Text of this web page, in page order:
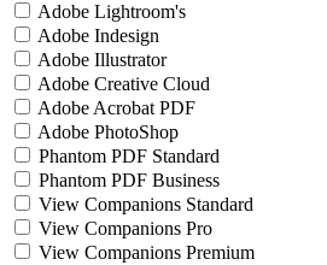
Adobe Lightroom's
Adobe Indesign
Adobe Illustrator
Adobe Creative Cloud
Adobe Acrobat PDF
Adobe PhotoShop
Phantom PDF Standard
Phantom PDF Business
View Companions Standard
View Companions Pro
View Companions Premium